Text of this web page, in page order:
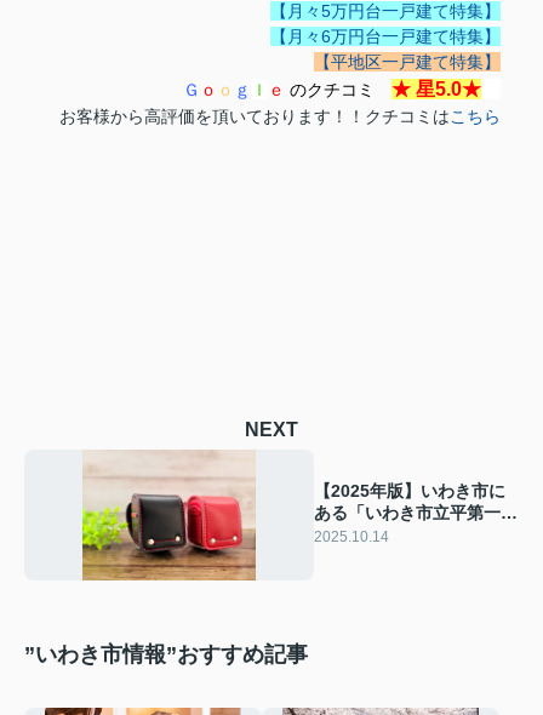
【月々5万円台一戸建て特集】
【月々6万円台一戸建て特集】
【平地区一戸建て特集】
Ｇ ｏ ｏ ｇ ｌ ｅ のクチコミ ★ 星5.0★
お客様から高評価を頂いております！！クチコミはこちら
NEXT
【2025年版】いわき市に
ある「いわき市立平第一小
学校」の魅力とは？
2025.10.14
”いわき市情報”おすすめ記事